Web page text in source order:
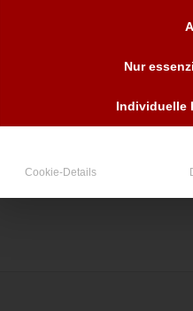
Nur
Individuelle
Cookie-Details